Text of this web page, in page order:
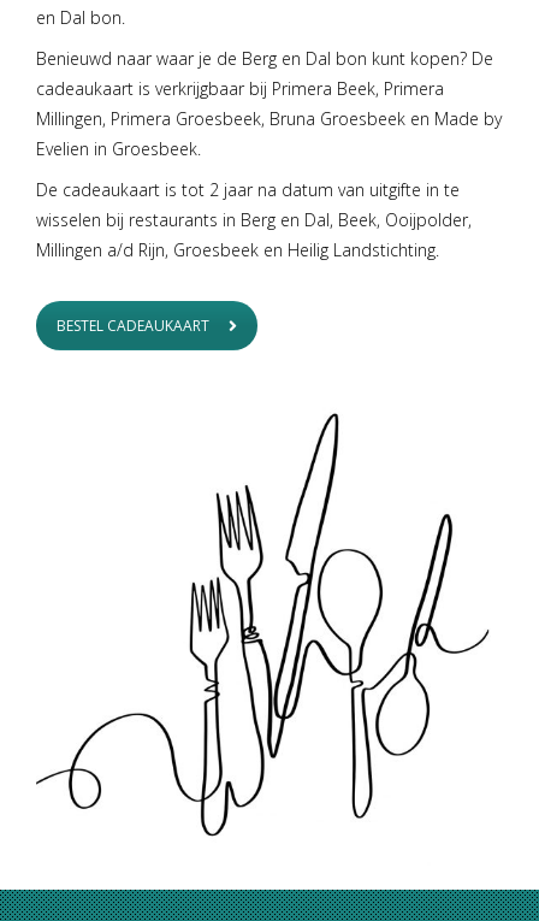
en Dal bon.
Benieuwd naar waar je de Berg en Dal bon kunt kopen? De
cadeaukaart is verkrijgbaar bij Primera Beek, Primera
Millingen, Primera Groesbeek, Bruna Groesbeek en Made by
Evelien in Groesbeek.
De cadeaukaart is tot 2 jaar na datum van uitgifte in te
wisselen bij restaurants in Berg en Dal, Beek, Ooijpolder,
Millingen a/d Rijn, Groesbeek en Heilig Landstichting.
BESTEL CADEAUKAART